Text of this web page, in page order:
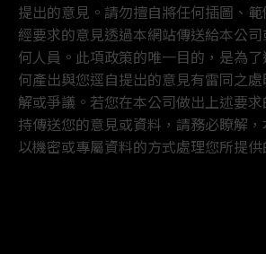
提出的意見。請勿擅自將任何插圖、
經要求的意見透過本網站傳送給本公
何人員。此項政策的唯一目的，是為
何產出與您逕自提出的意見有雷同之
解或爭議。若您在本公司做出上述要
持傳送您的意見或資料，請務必瞭解
以機密或專屬資料的方式處理您所提供